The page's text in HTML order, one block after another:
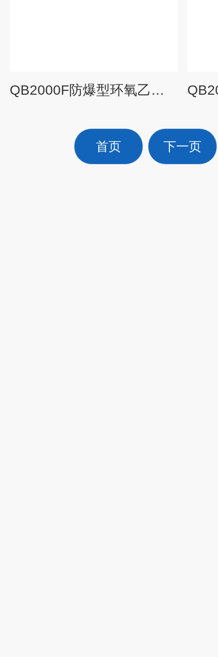
QB2000F防爆型环氧乙烷检测仪自带声光报警更安
首页 下一页